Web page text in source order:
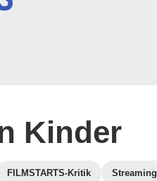
Kinder
FILMSTARTS-Kritik Streaming